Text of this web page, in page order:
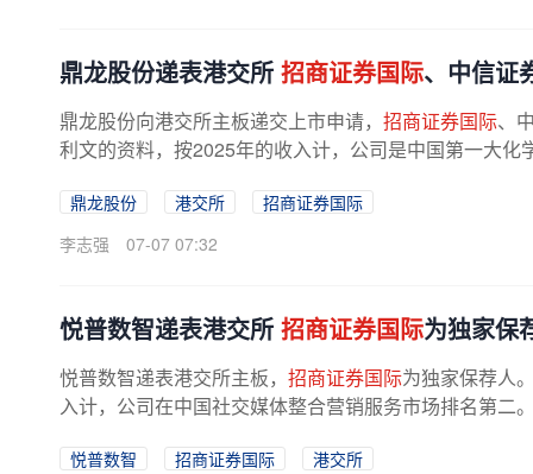
鼎龙股份递表港交所 招商证券国际、中信证
鼎龙股份向港交所主板递交上市申请， 招商证券国际、
利文的资料，按2025年的收入计，公司是中国第一大化
鼎龙股份 港交所
招商证券国际
李志强
07-07 07:32
悦普数智递表港交所 招商证券国际为独家保
悦普数智递表港交所主板， 招商证券国际为独家保荐人
入计，公司在中国社交媒体整合营销服务市场排名第二
悦普数智 招商证券国际
港交所